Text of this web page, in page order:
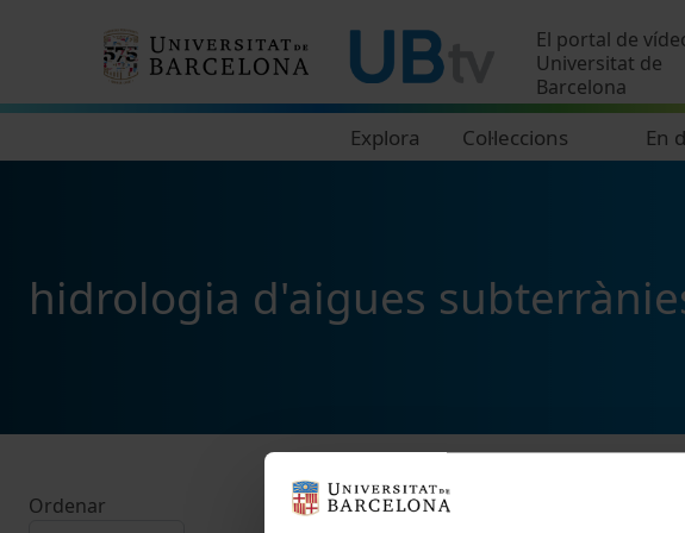
El portal de
Universitat de
Barcelona
Explora Col·leccions En
hidrologia d'aigues
Ordenar